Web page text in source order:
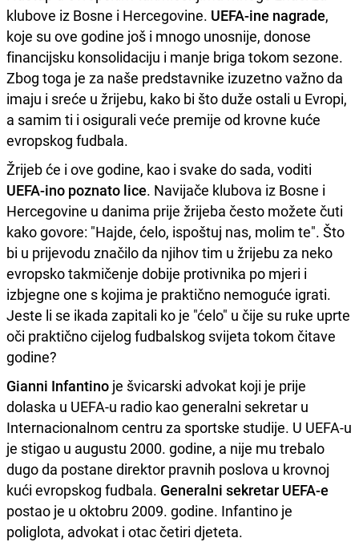
klubove iz Bosne i Hercegovine. UEFA-ine nagrade,
koje su ove godine još i mnogo unosnije, donose
financijsku konsolidaciju i manje briga tokom sezone.
Zbog toga je za naše predstavnike izuzetno važno da
imaju i sreće u žrijebu, kako bi što duže ostali u Evropi,
a samim ti i osigurali veće premije od krovne kuće
evropskog fudbala.
Žrijeb će i ove godine, kao i svake do sada, voditi
UEFA-ino poznato lice. Navijače klubova iz Bosne i
Hercegovine u danima prije žrijeba često možete čuti
kako govore: "Hajde, ćelo, ispoštuj nas, molim te". Što
bi u prijevodu značilo da njihov tim u žrijebu za neko
evropsko takmičenje dobije protivnika po mjeri i
izbjegne one s kojima je praktično nemoguće igrati.
Jeste li se ikada zapitali ko je "ćelo" u čije su ruke uprte
oči praktično cijelog fudbalskog svijeta tokom čitave
godine?
Gianni Infantino je švicarski advokat koji je prije
dolaska u UEFA-u radio kao generalni sekretar u
Internacionalnom centru za sportske studije. U UEFA-u
je stigao u augustu 2000. godine, a nije mu trebalo
dugo da postane direktor pravnih poslova u krovnoj
kući evropskog fudbala. Generalni sekretar UEFA-e
postao je u oktobru 2009. godine. Infantino je
poliglota, advokat i otac četiri djeteta.